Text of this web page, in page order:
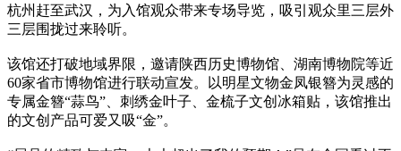
杭州赶至武汉，为入馆观众带来专场导览，吸引观众里三层外
三层围拢过来聆听。
该馆还打破地域界限，邀请陕西历史博物馆、湖南博物院等近
60家省市博物馆进行联动宣发。以明星文物金凤银簪为灵感的
专属金簪“蒜鸟”、刺绣金叶子、金梳子文创冰箱贴，该馆推出
的文创产品可爱又吸“金”。